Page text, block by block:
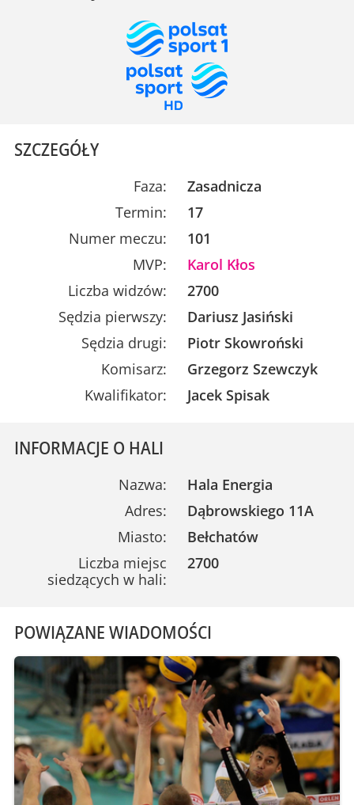
SZCZEGÓŁY
Faza:
Zasadnicza
Termin:
17
Numer meczu:
101
MVP:
Karol Kłos
Liczba widzów:
2700
Sędzia pierwszy:
Dariusz Jasiński
Sędzia drugi:
Piotr Skowroński
Komisarz:
Grzegorz Szewczyk
Kwalifikator:
Jacek Spisak
INFORMACJE O HALI
Nazwa:
Hala Energia
Adres:
Dąbrowskiego 11A
Miasto:
Bełchatów
Liczba miejsc
siedzących w hali:
2700
POWIĄZANE WIADOMOŚCI